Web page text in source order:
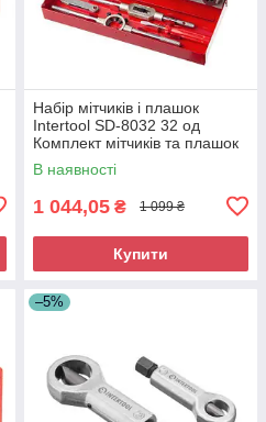
Набір мітчиків і плашок
Intertool SD-8032 32 од
Комплект мітчиків та плашок
Інструмент для нарізання
різьби
В наявності
1 044,05 ₴ 1 099 ₴
Купити
–5%